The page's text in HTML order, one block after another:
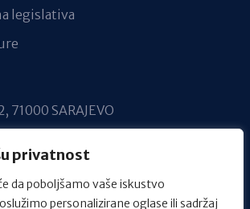
privatnost
da poboljšamo vaše iskustvo
personalizirane oglase ili sadržaj
legislativa
71000 SARAJEVO